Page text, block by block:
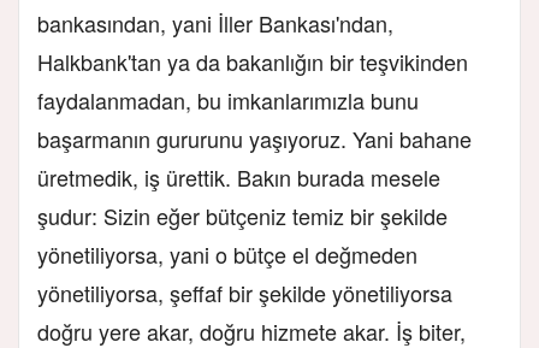
bankasından, yani İller Bankası'ndan,
Halkbank'tan ya da bakanlığın bir teşvikinden
faydalanmadan, bu imkanlarımızla bunu
başarmanın gururunu yaşıyoruz. Yani bahane
üretmedik, iş ürettik. Bakın burada mesele
şudur: Sizin eğer bütçeniz temiz bir şekilde
yönetiliyorsa, yani o bütçe el değmeden
yönetiliyorsa, şeffaf bir şekilde yönetiliyorsa
doğru yere akar, doğru hizmete akar. İş biter,